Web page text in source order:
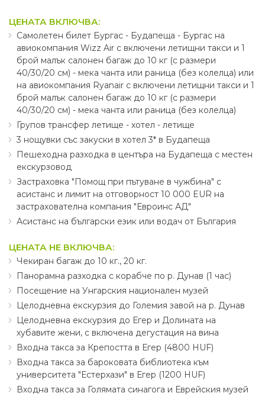
ЦЕНАТА ВКЛЮЧВА:
Самолетен билет Бургас - Будапеща - Бургас на
авиокомпания Wizz Air с включени летищни такси и 1
брой малък салонен багаж до 10 кг (с размери
40∕30∕20 см) - мека чанта или раница (без колелца) или
на авиокомпания Ryanair с включени летищни такси и 1
брой малък салонен багаж до 10 кг (с размери
40∕30∕20 см) - мека чанта или раница (без колелца)
Групов трансфер летище - хотел - летище
3 нощувки със закуски в хотел 3* в Будапеща
Пешеходна разходка в центъра на Будапеща с местен
екскурзовод
Застраховка "Помощ при пътуване в чужбина" с
асистанс и лимит на отговорност 10 000 EUR на
застрахователна компания "Евроинс АД"
Асистанс на български език или водач от България
ЦЕНАТА НЕ ВКЛЮЧВА:
Чекиран багаж до 10 кг., 20 кг.
Панорамна разходка с корабче по р. Дунав (1 час)
Посещение на Унгарския национален музей
Целодневна екскурзия до Големия завой на р. Дунав
Целодневна екскурзия до Егер и Долината на
хубавите жени, с включена дегустация на вина
Входна такса за Крепостта в Егер (4800 HUF)
Входна такса за бароковата библиотека към
университета "Естерхази" в Егер (1200 HUF)
Входна такса за Голямата синагога и Еврейския музей